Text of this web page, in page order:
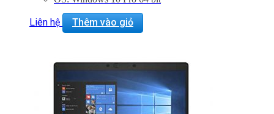
Liên hệ Thêm vào giỏ